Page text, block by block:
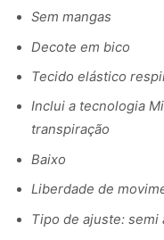
Sem mangas
Decote em bico
Tecido elástico
Inclui a tecnologia
transpiração
Baixo
Liberdade de
Tipo de ajuste: semi